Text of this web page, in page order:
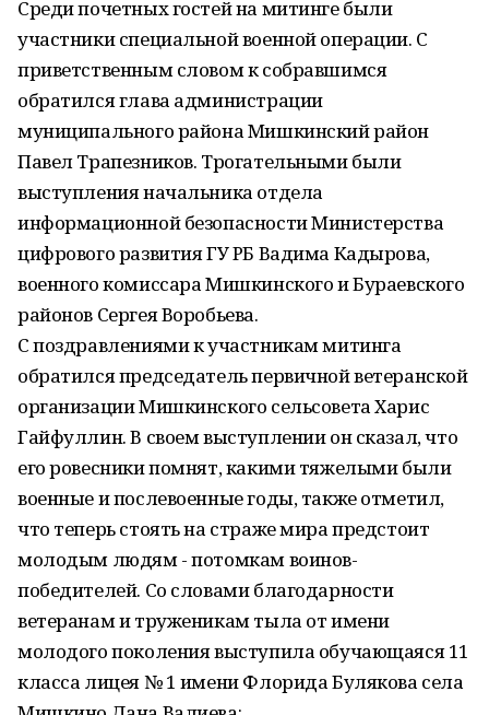
Среди почетных гостей на митинге были
участники специальной военной операции. С
приветственным словом к собравшимся
обратился глава администрации
муниципального района Мишкинский район
Павел Трапезников. Трогательными были
выступления начальника отдела
информационной безопасности Министерства
цифрового развития ГУ РБ Вадима Кадырова,
военного комиссара Мишкинского и Бураевского
районов Сергея Воробьева.
С поздравлениями к участникам митинга
обратился председатель первичной ветеранской
организации Мишкинского сельсовета Харис
Гайфуллин. В своем выступлении он сказал, что
его ровесники помнят, какими тяжелыми были
военные и послевоенные годы, также отметил,
что теперь стоять на страже мира предстоит
молодым людям - потомкам воинов-
победителей. Со словами благодарности
ветеранам и труженикам тыла от имени
молодого поколения выступила обучающаяся 11
класса лицея № 1 имени Флорида Булякова села